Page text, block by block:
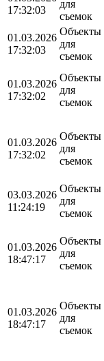
17:32:03
для
съемок
01.03.2026
17:32:03
Объекты
для
съемок
01.03.2026
17:32:02
Объекты
для
съемок
01.03.2026
17:32:02
Объекты
для
съемок
03.03.2026
11:24:19
Объекты
для
съемок
01.03.2026
18:47:17
Объекты
для
съемок
01.03.2026
18:47:17
Объекты
для
съемок